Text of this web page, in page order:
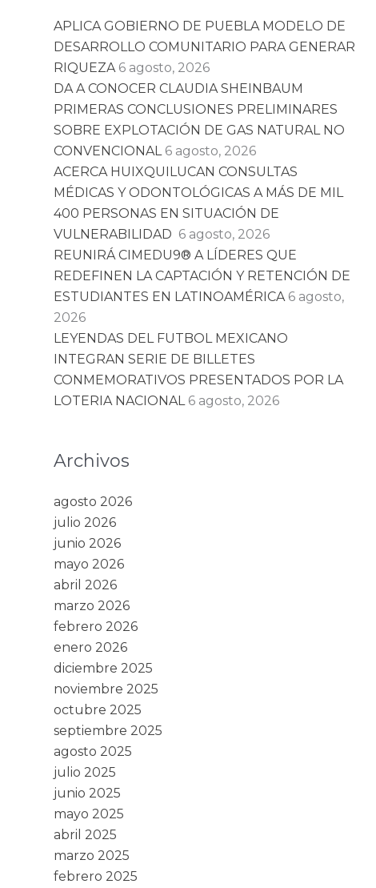
APLICA GOBIERNO DE PUEBLA MODELO DE
DESARROLLO COMUNITARIO PARA GENERAR
RIQUEZA 6 agosto, 2026
DA A CONOCER CLAUDIA SHEINBAUM
PRIMERAS CONCLUSIONES PRELIMINARES
SOBRE EXPLOTACIÓN DE GAS NATURAL NO
CONVENCIONAL 6 agosto, 2026
ACERCA HUIXQUILUCAN CONSULTAS
MÉDICAS Y ODONTOLÓGICAS A MÁS DE MIL
400 PERSONAS EN SITUACIÓN DE
VULNERABILIDAD 6 agosto, 2026
REUNIRÁ CIMEDU9®️ A LÍDERES QUE
REDEFINEN LA CAPTACIÓN Y RETENCIÓN DE
ESTUDIANTES EN LATINOAMÉRICA 6 agosto,
2026
LEYENDAS DEL FUTBOL MEXICANO
INTEGRAN SERIE DE BILLETES
CONMEMORATIVOS PRESENTADOS POR LA
LOTERIA NACIONAL 6 agosto, 2026
Archivos
agosto 2026
julio 2026
junio 2026
mayo 2026
abril 2026
marzo 2026
febrero 2026
enero 2026
diciembre 2025
noviembre 2025
octubre 2025
septiembre 2025
agosto 2025
julio 2025
junio 2025
mayo 2025
abril 2025
marzo 2025
febrero 2025